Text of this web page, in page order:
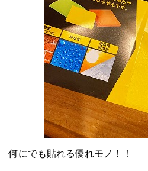
何にでも貼れる優れモノ！！